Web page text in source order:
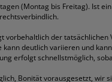
(Montag bis Freitag). Ist
vorbehaltlich der
kann deutlich variieren und
erfolgt schnellstmöglich,
Bonität vorausgesetzt, wir